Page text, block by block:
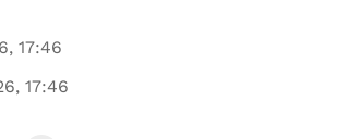
17:46
17:46